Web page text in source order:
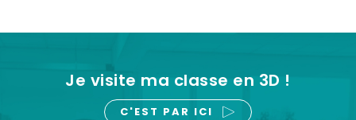
Je visite ma classe en 3D !
C'EST PAR ICI